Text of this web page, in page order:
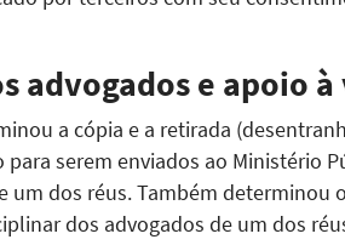
advogados e apoio
a cópia e a retirada
serem enviados ao Ministério
um dos réus. Também determinou
dos advogados de um dos